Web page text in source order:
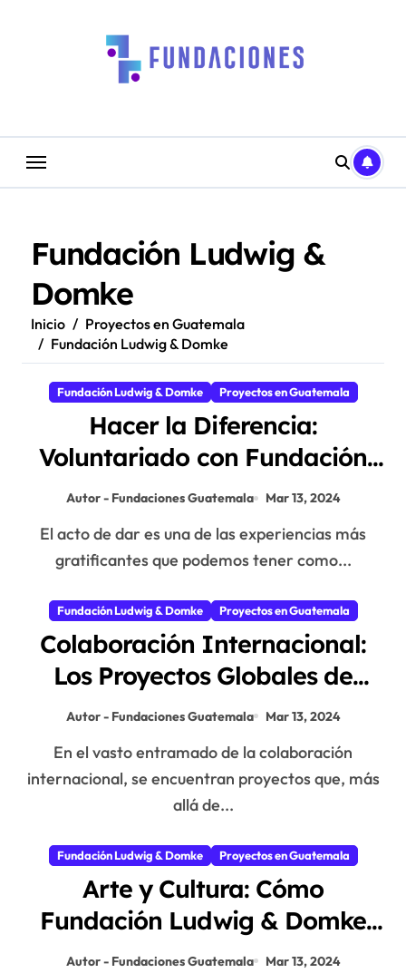
Fundación Ludwig &
Domke
Inicio
Proyectos en Guatemala
Fundación Ludwig & Domke
Fundación Ludwig & Domke Proyectos en Guatemala
Hacer la Diferencia:
Voluntariado con Fundación
Ludwig & Domke
Autor - Fundaciones Guatemala Mar 13, 2024
El acto de dar es una de las experiencias más
gratificantes que podemos tener como...
Fundación Ludwig & Domke Proyectos en Guatemala
Colaboración Internacional:
Los Proyectos Globales de
Fundación Ludwig & Domke
Autor - Fundaciones Guatemala Mar 13, 2024
En el vasto entramado de la colaboración
internacional, se encuentran proyectos que, más
allá de...
Fundación Ludwig & Domke Proyectos en Guatemala
Arte y Cultura: Cómo
Fundación Ludwig & Domke
Enriquece a Guatemala
Autor - Fundaciones Guatemala Mar 13, 2024